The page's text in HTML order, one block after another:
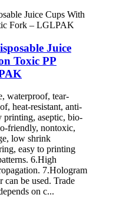
Juice
Toxic PP
waterproof, tear-
heat-resistant, anti-
aseptic, bio-
friendly, nontoxic,
low shrink
easy to printing
6.High
7.Hologram
be used. Trade
on c...